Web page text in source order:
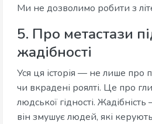
Ми не дозволимо робити з
5. Про метастази
жадібності
Уся ця історія — не лише про
чи вкрадені роялті. Це про
людської гідності.
він змушує людей, які